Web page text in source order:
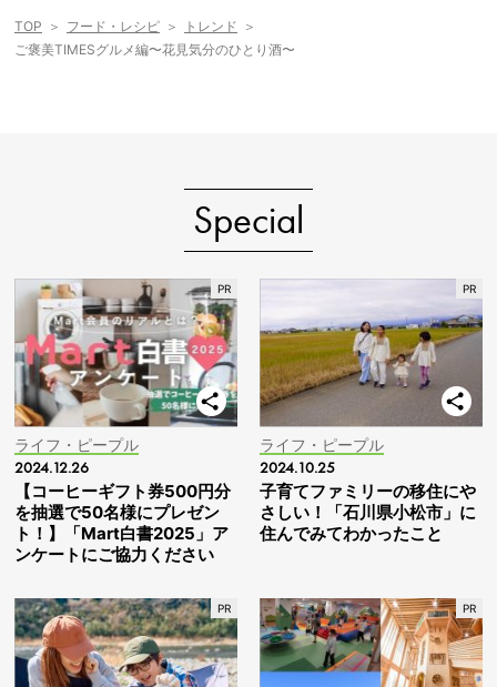
TOP フード・レシピ
トレンド
ご褒美TIMESグルメ編〜花見気分のひとり酒〜
Special
ライフ・ピープル
2024.12.26
【コーヒーギフト券500円分
を抽選で50名様にプレゼン
ト！】「Mart白書2025」ア
ンケートにご協力ください
ライフ・ピープル
2024.10.25
子育てファミリーの移住にや
さしい！「石川県小松市」に
住んでみてわかったこと